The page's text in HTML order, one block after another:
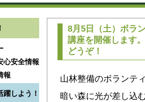
心安全情報
報
しよう！
8月5日（土）ボラ
講座を開催します
どうぞ！
山林整備のボランテ
暗い森に光が差し込